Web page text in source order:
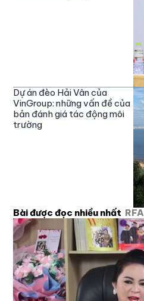
Dự án đèo Hải Vân của
VinGroup: những vấn đề của
bản đánh giá tác động môi
trường
Bài được đọc nhiều nhất RFA